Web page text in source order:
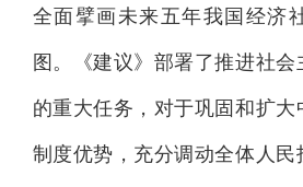
全面擘画未来五年我国经济
图。《建议》部署了推进社
的重大任务，对于巩固和扩大
制度优势，充分调动全体人民